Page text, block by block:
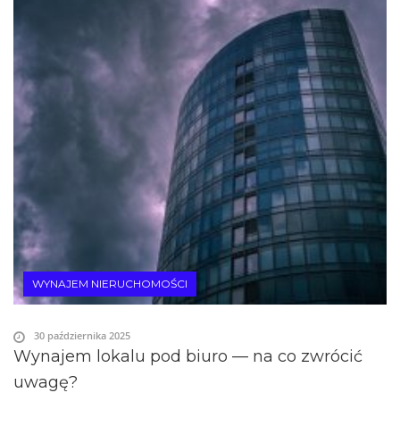
WYNAJEM NIERUCHOMOŚCI
Wynajem lokalu pod biuro — na co zwrócić
uwagę?
30 października 2025